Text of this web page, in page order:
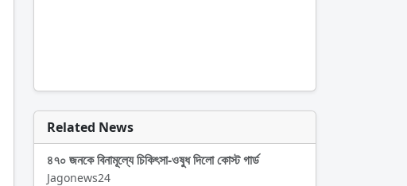
Related News
৪৭০ জনকে বিনামূল্যে চিকিৎসা-ওষুধ দিলো কোস্ট গার্ড
Jagonews24